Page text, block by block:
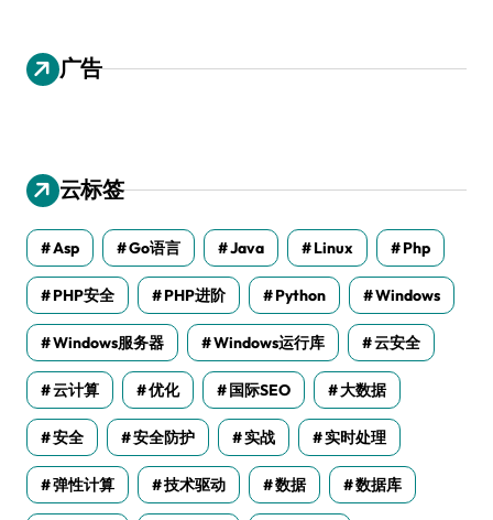
广告
云标签
Asp Go语言 Java Linux Php
PHP安全 PHP进阶 Python Windows
Windows服务器 Windows运行库 云安全
云计算 优化 国际SEO 大数据
安全 安全防护 实战 实时处理
弹性计算 技术驱动 数据 数据库